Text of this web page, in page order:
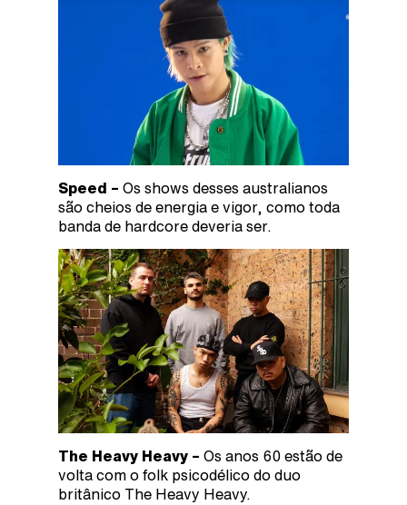
Speed – Os shows desses australianos
são cheios de energia e vigor, como toda
banda de hardcore deveria ser.
The Heavy Heavy – Os anos 60 estão de
volta com o folk psicodélico do duo
britânico The Heavy Heavy.